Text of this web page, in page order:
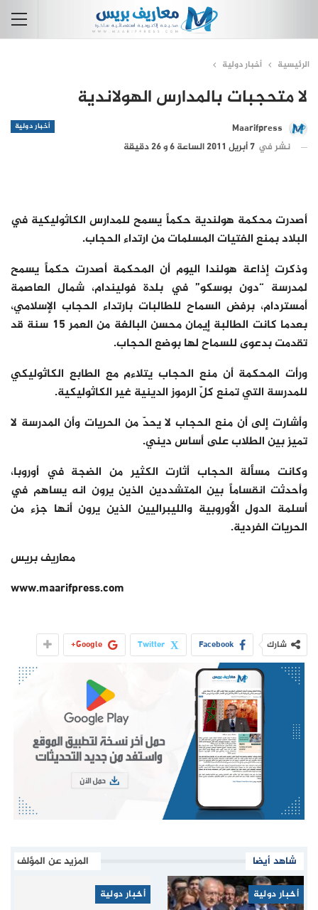
الرئيسية أخبار دولية
لا متحجبات بالمدارس الهولاندية
أخبار دولية
Maarifpress
نشر في 7 أبريل 2011 الساعة 6 و 26 دقيقة
أصدرت محكمة هولندية حكماً يسمح للمدارس الكاثوليكية في
البلاد بمنع الفتيات المسلمات من ارتداء الحجاب.
وذكرت إذاعة هولندا اليوم أن المحكمة أصدرت حكماً يسمح
لمدرسة “دون بوسكو” في بلدة فوليندام، شمال العاصمة
أمستردام، برفض السماح للطالبات بارتداء الحجاب الإسلامي،
بعدما كانت الطالبة إيمان محسن البالغة من العمر 15 سنة قد
تقدمت بدعوى للسماح لها بوضع الحجاب.
ورأت المحكمة أن منع الحجاب يتلاءم مع الطابع الكاثوليكي
للمدرسة التي تمنع كلّ الرموز الدينية غير الكاثوليكية.
وأشارت إلى أن منع الحجاب لا يحدّ من الحريات وأن المدرسة لا
تميز بين الطلاب على أساس ديني.
وكانت مسألة الحجاب أثارت الكثير من الضجة في أوروبا،
وأحدثت انقساماً بين المتشددين الذين يرون انه يساهم في
أسلمة الدول الأوروبية والليبراليين الذين يرون أنها جزء من
الحريات الفردية.
معاريف بريس
www.maarifpress.com
شارك Facebook
Twitter
Google+
شاهد أيضا المزيد عن المؤلف
أخبار دولية أخبار دولية